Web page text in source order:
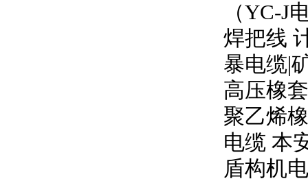
（YC-J
焊把线
暴电缆
高压橡
聚乙烯
电缆 本
盾构机